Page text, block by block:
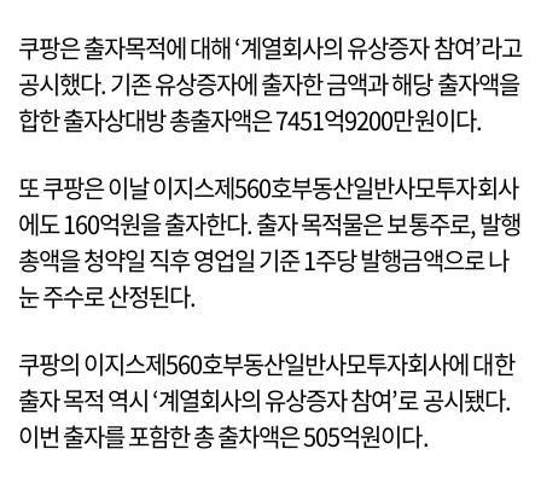
쿠팡은 출자목적에 대해 ‘계열회사의 유상증자 참여’라고
공시했다. 기존 유상증자에 출자한 금액과 해당 출자액을
합한 출자상대방 총출자액은 7451억9200만원이다.
또 쿠팡은 이날 이지스제560호부동산일반사모투자회사
에도 160억원을 출자한다. 출자 목적물은 보통주로, 발행
총액을 청약일 직후 영업일 기준 1주당 발행금액으로 나
눈 주수로 산정된다.
쿠팡의 이지스제560호부동산일반사모투자회사에 대한
출자 목적 역시 ‘계열회사의 유상증자 참여’로 공시됐다.
이번 출자를 포함한 총 출차액은 505억원이다.